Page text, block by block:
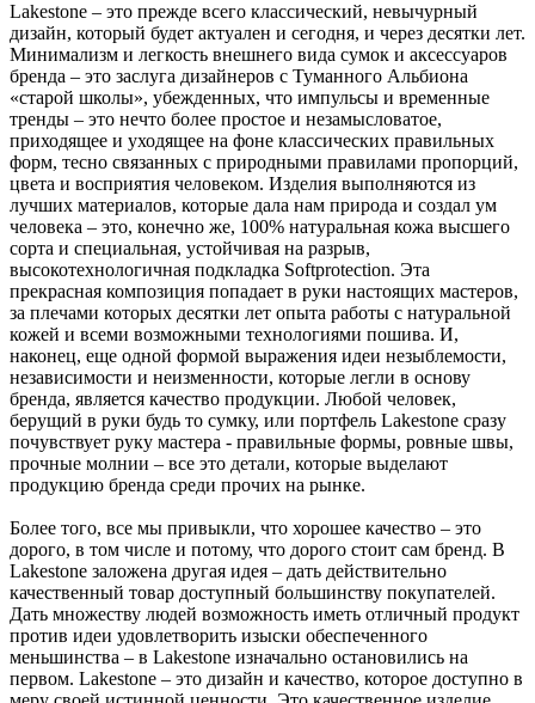
Lakestone – это прежде всего классический, невычурный
дизайн, который будет актуален и сегодня, и через десятки лет.
Минимализм и легкость внешнего вида сумок и аксессуаров
бренда – это заслуга дизайнеров с Туманного Альбиона
«старой школы», убежденных, что импульсы и временные
тренды – это нечто более простое и незамысловатое,
приходящее и уходящее на фоне классических правильных
форм, тесно связанных с природными правилами пропорций,
цвета и восприятия человеком. Изделия выполняются из
лучших материалов, которые дала нам природа и создал ум
человека – это, конечно же, 100% натуральная кожа высшего
сорта и специальная, устойчивая на разрыв,
высокотехнологичная подкладка Softprotection. Эта
прекрасная композиция попадает в руки настоящих мастеров,
за плечами которых десятки лет опыта работы с натуральной
кожей и всеми возможными технологиями пошива. И,
наконец, еще одной формой выражения идеи незыблемости,
независимости и неизменности, которые легли в основу
бренда, является качество продукции. Любой человек,
берущий в руки будь то сумку, или портфель Lakestone сразу
почувствует руку мастера - правильные формы, ровные швы,
прочные молнии – все это детали, которые выделают
продукцию бренда среди прочих на рынке.
Более того, все мы привыкли, что хорошее качество – это
дорого, в том числе и потому, что дорого стоит сам бренд. В
Lakestone заложена другая идея – дать действительно
качественный товар доступный большинству покупателей.
Дать множеству людей возможность иметь отличный продукт
против идеи удовлетворить изыски обеспеченного
меньшинства – в Lakestone изначально остановились на
первом. Lakestone – это дизайн и качество, которое доступно в